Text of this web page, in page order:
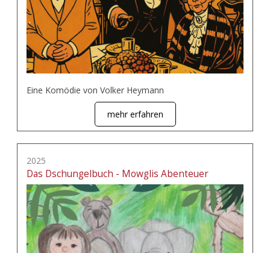
Eine Komödie von Volker Heymann
mehr erfahren
2025
Das Dschungelbuch - Mowglis Abenteuer